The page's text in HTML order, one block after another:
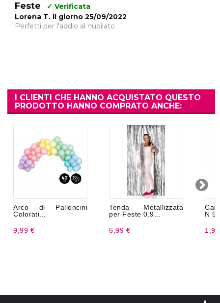
Feste
✓ Verificata
Lorena T. il giorno 25/09/2022
Perfetti per l'addio al nubilato
I CLIENTI CHE HANNO ACQUISTATO QUESTO
PRODOTTO HANNO COMPRATO ANCHE:
Arco di Palloncini
Colorati...
9,99 €
Tenda Metallizzata
per Feste 0,9...
5,99 €
N 5